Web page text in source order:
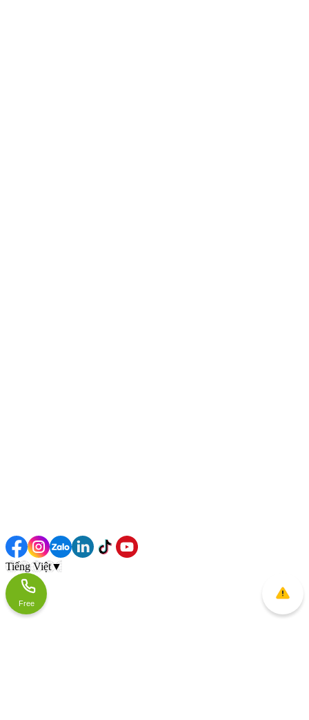
Tiếng Việt▼
Free